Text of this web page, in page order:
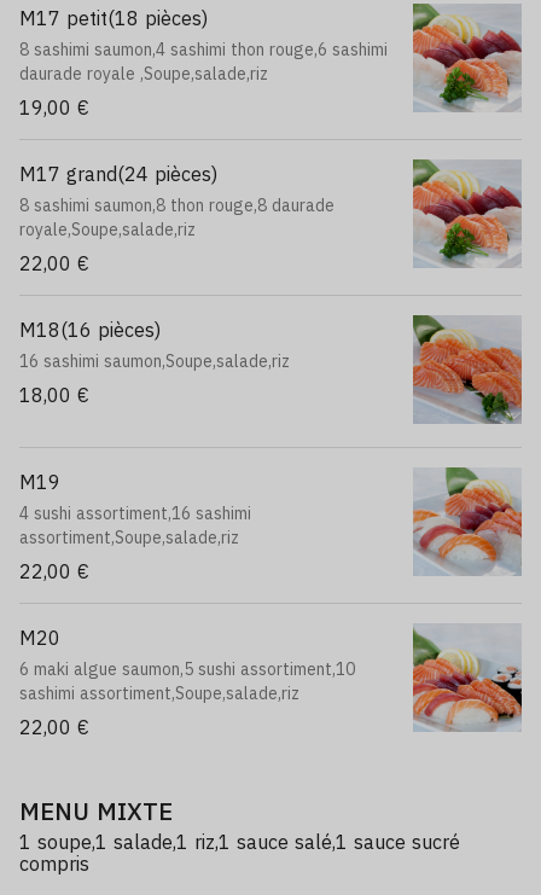
M17 petit(18 pièces)
8 sashimi saumon,4 sashimi thon rouge,6 sashimi
daurade royale ,Soupe,salade,riz
19,00 €
M17 grand(24 pièces)
8 sashimi saumon,8 thon rouge,8 daurade
royale,Soupe,salade,riz
22,00 €
M18(16 pièces)
16 sashimi saumon,Soupe,salade,riz
18,00 €
M19
4 sushi assortiment,16 sashimi
assortiment,Soupe,salade,riz
22,00 €
M20
6 maki algue saumon,5 sushi assortiment,10
sashimi assortiment,Soupe,salade,riz
22,00 €
MENU MIXTE
1 soupe,1 salade,1 riz,1 sauce salé,1 sauce sucré
compris